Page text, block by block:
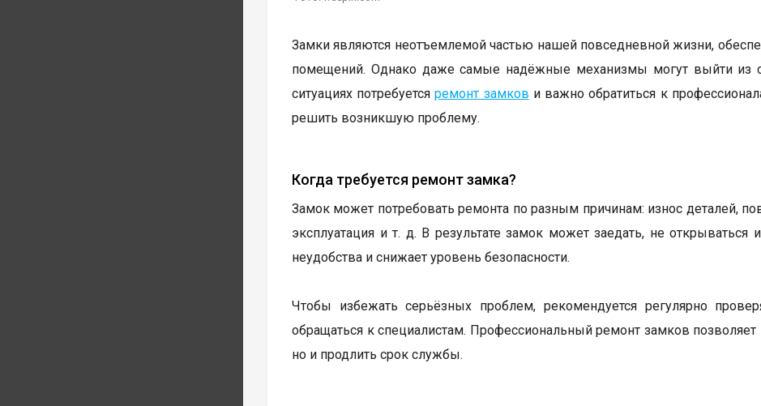
Замки являются неотъемлемой частью нашей повседневной жизни,
помещений. Однако даже самые надёжные механизмы могут выйти из
ситуациях потребуетсяремонт замков и важно обратиться к
решить возникшую проблему.
Когда требуется ремонт замка?
Замок может потребовать ремонта по разным причинам: износ деталей,
эксплуатация и т. д. В результате замок может заедать, не открываться
неудобства и снижает уровень безопасности.
Чтобы избежать серьёзных проблем, рекомендуется регулярно
обращаться к специалистам. Профессиональный ремонт замков позволяет
но и продлить срок службы.